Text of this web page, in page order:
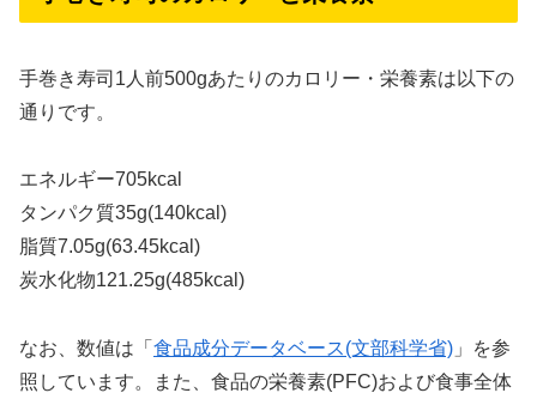
手巻き寿司1人前500gあたりのカロリー・栄養素は以下の
通りです。
エネルギー705kcal
タンパク質35g(140kcal)
脂質7.05g(63.45kcal)
炭水化物121.25g(485kcal)
なお、数値は「 食品成分データベース(文部科学省) 」を参
照しています。また、食品の栄養素(PFC)および食事全体